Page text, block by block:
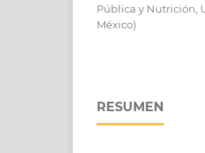
Pública y Nutrición,
México)
RESUMEN